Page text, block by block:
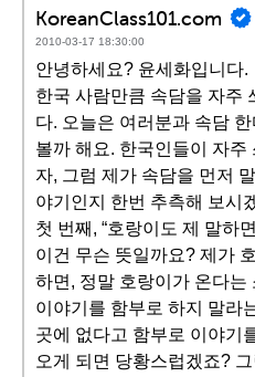
KoreanClass101.com
2010-03-17 18:30:00
안녕하세요? 윤세화입니다.
한국 사람만큼 속담을 자주
다. 오늘은 여러분과 속담
볼까 해요. 한국인들이 자
자, 그럼 제가 속담을 먼저
야기인지 한번 추측해 보시
첫 번째, “호랑이도 제 말하
이건 무슨 뜻일까요? 제가
하면, 정말 호랑이가 온다는
이야기를 함부로 하지 말라
곳에 없다고 함부로 이야기
오게 되면 당황스럽겠죠?